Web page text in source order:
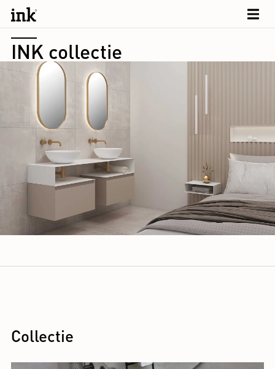
INK collectie
Collectie